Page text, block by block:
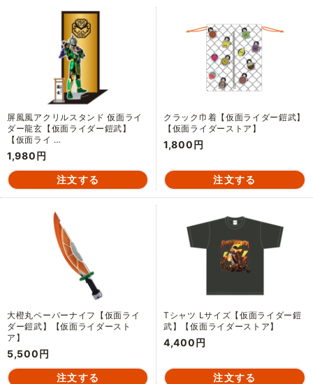
屏風風アクリルスタンド 仮面ライ
ダー龍玄【仮面ライダー鎧武】
【仮面ライ …
1,980円
クラック巾着【仮面ライダー鎧武】
【仮面ライダーストア】
1,800円
大橙丸ペーパーナイフ【仮面ライ
ダー鎧武】【仮面ライダースト
ア】
5,500円
Tシャツ Lサイズ【仮面ライダー鎧
武】【仮面ライダーストア】
4,400円